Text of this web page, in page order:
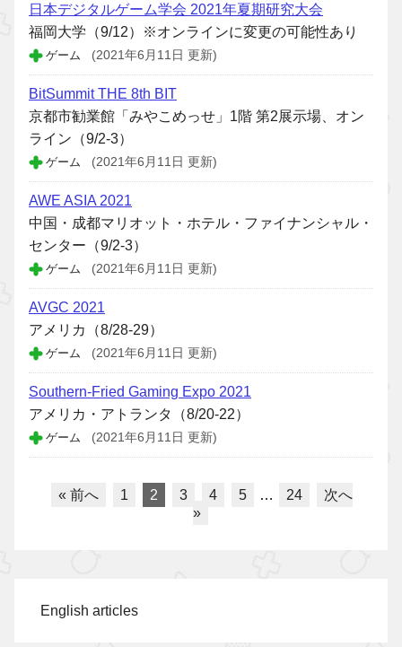
日本デジタルゲーム学会 2021年夏期研究大会
福岡大学（9/12）※オンラインに変更の可能性あり
ゲーム (2021年6月11日 更新)
BitSummit THE 8th BIT
京都市勧業館「みやこめっせ」1階 第2展示場、オン
ライン（9/2-3）
ゲーム (2021年6月11日 更新)
AWE ASIA 2021
中国・成都マリオット・ホテル・ファイナンシャル・
センター（9/2-3）
ゲーム (2021年6月11日 更新)
AVGC 2021
アメリカ（8/28-29）
ゲーム (2021年6月11日 更新)
Southern-Fried Gaming Expo 2021
アメリカ・アトランタ（8/20-22）
ゲーム (2021年6月11日 更新)
« 前へ 1 2 3 4 5 … 24
次へ
»
English articles